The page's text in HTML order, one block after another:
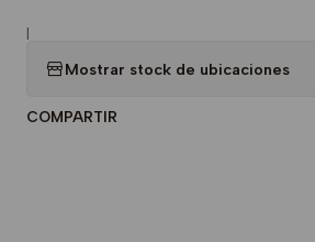
|
Mostrar stock de ubicaciones
COMPARTIR